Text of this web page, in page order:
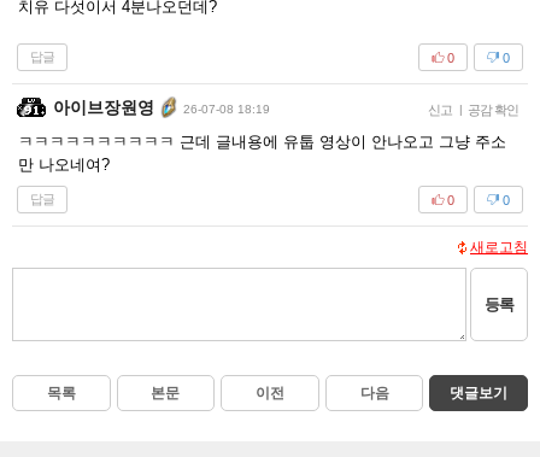
치유 다섯이서 4분나오던데?
답글 0
0
아이브장원영 26-07-08 18:19 신고 | 공감 확인
ㅋㅋㅋㅋㅋㅋㅋㅋㅋㅋ 근데 글내용에 유툽 영상이 안나오고 그냥 주소
만 나오네여?
답글 0
0
새로고침
등록
목록 본문 이전 다음 댓글보기